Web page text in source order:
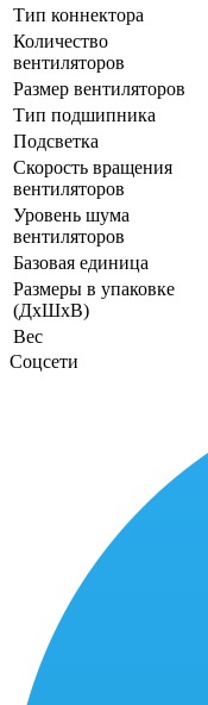
Тип коннектора
Количество
вентиляторов
Размер вентиляторов
Тип подшипника
Подсветка
Скорость вращения
вентиляторов
Уровень шума
вентиляторов
Базовая единица
Размеры в упаковке
(ДхШхВ)
Вес
Соцсети